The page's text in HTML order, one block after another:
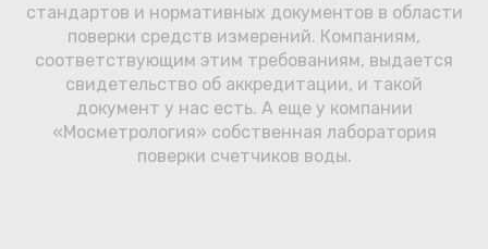
стандартов и нормативных документов в области
поверки средств измерений. Компаниям,
соответствующим этим требованиям, выдается
свидетельство об аккредитации, и такой
документ у нас есть. А еще у компании
«Мосметрология» собственная лаборатория
поверки счетчиков воды.